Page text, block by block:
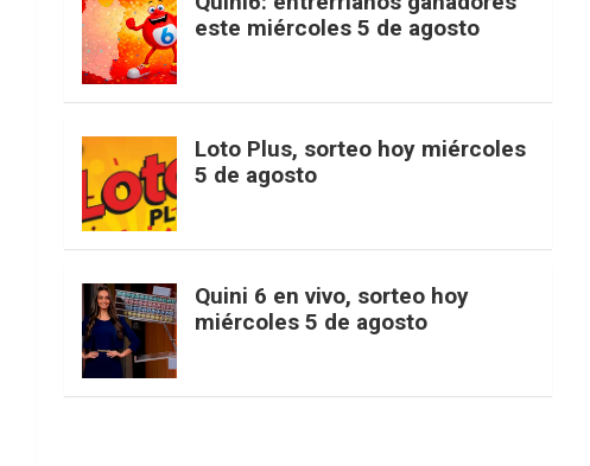
o
k
t
t
e
r
b
d
este miércoles 5 de agosto
Loto Plus, sorteo hoy miércoles
5 de agosto
Quini 6 en vivo, sorteo hoy
miércoles 5 de agosto